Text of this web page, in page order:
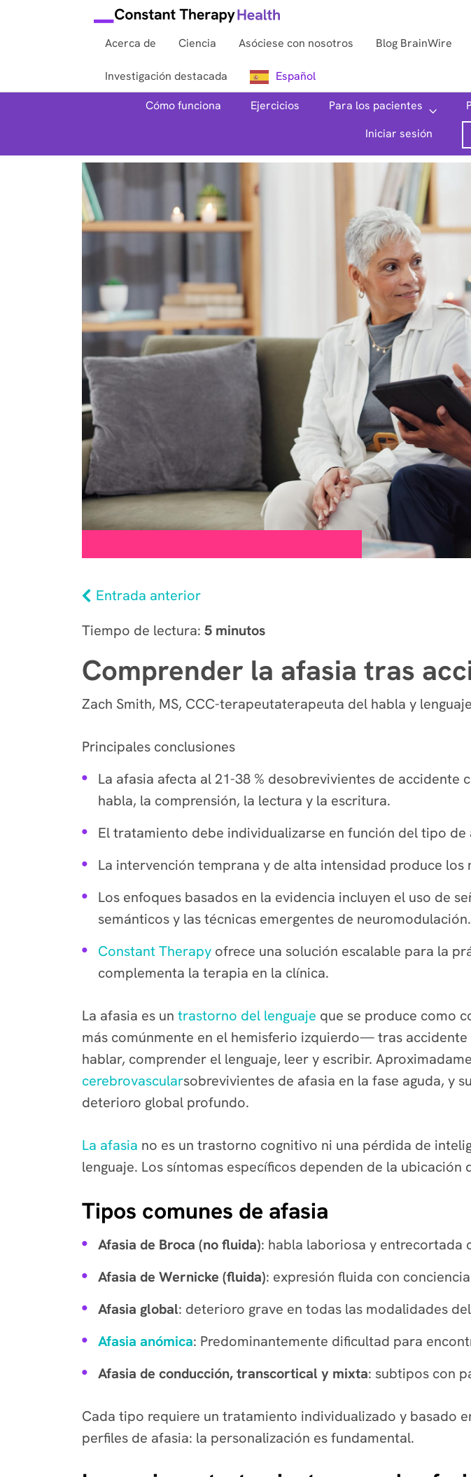
Acerca de Ciencia Asóciese con nosotros Blog BrainWire
Investigación destacada
Español
Cómo funciona
Ejercicios Para los pacientes
Iniciar sesión
Entrada anterior
Tiempo de lectura: 5 minutos
Comprender la afasia tras
Zach Smith, MS, CCC-terapeutaterapeuta del habla y
Principales conclusiones
La afasia afecta al 21-38 % desobrevivientes de
habla, la comprensión, la lectura y la escritura.
El tratamiento debe individualizarse en función del tipo
La intervención temprana y de alta intensidad produce los
Los enfoques basados en la evidencia incluyen el uso de
semánticos y las técnicas emergentes de neuromodulación.
Constant Therapy ofrece una solución escalable para la
complementa la terapia en la clínica.
La afasia es un trastorno del lenguaje que se produce como
más comúnmente en el hemisferio izquierdo— tras
hablar, comprender el lenguaje, leer y escribir.
cerebrovascularsobrevivientes de afasia en la fase aguda, y
deterioro global profundo.
La afasia no es un trastorno cognitivo ni una pérdida de
lenguaje. Los síntomas específicos dependen de la
Tipos comunes de afasia
Afasia de Broca (no fluida): habla laboriosa y entrecortada
Afasia de Wernicke (fluida): expresión fluida con
Afasia global: deterioro grave en todas las modalidades
Afasia anómica: Predominantemente dificultad para
Afasia de conducción, transcortical y mixta: subtipos con
Cada tipo requiere un tratamiento individualizado y basado
perfiles de afasia: la personalización es fundamental.